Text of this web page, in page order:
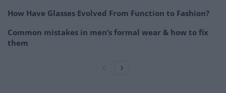
How Have Glasses Evolved From Function to Fashion?
Common mistakes in men’s formal wear & how to fix
them